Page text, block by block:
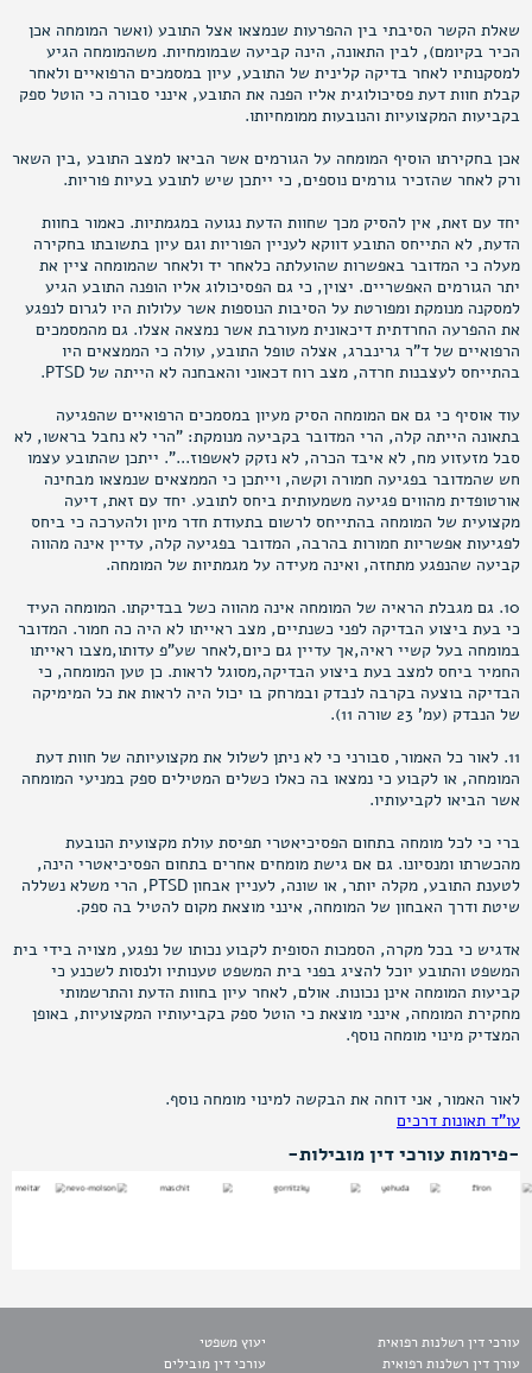
שאלת הקשר הסיבתי בין ההפרעות שנמצאו אצל התובע (ואשר המומחה אכן
הכיר בקיומם), לבין התאונה, הינה קביעה שבמומחיות. משהמומחה הגיע
למסקנותיו לאחר בדיקה קלינית של התובע, עיון במסמכים הרפואיים ולאחר
קבלת חוות דעת פסיכולוגית אליו הפנה את התובע, אינני סבורה כי הוטל ספק
בקביעות המקצועיות והנובעות ממומחיותו.
אכן בחקירתו הוסיף המומחה על הגורמים אשר הביאו למצב התובע ,בין השאר
ורק לאחר שהזכיר גורמים נוספים, כי ייתכן שיש לתובע בעיות פוריות.
יחד עם זאת, אין להסיק מכך שחוות הדעת נגועה במגמתיות. כאמור בחוות
הדעת, לא התייחס התובע דווקא לעניין הפוריות וגם עיון בתשובתו בחקירה
מעלה כי המדובר באפשרות שהועלתה כלאחר יד ולאחר שהמומחה ציין את
יתר הגורמים האפשריים. יצוין, כי גם הפסיכולוג אליו הופנה התובע הגיע
למסקנה מנומקת ומפורטת על הסיבות הנוספות אשר עלולות היו לגרום לנפגע
את ההפרעה החרדתית דיכאונית מעורבת אשר נמצאה אצלו. גם מהמסמכים
הרפואיים של ד"ר גרינברג, אצלה טופל התובע, עולה כי הממצאים היו
בהתייחס לעצבנות חרדה, מצב רוח דכאוני והאבחנה לא הייתה של PTSD.
עוד אוסיף כי גם אם המומחה הסיק מעיון במסמכים הרפואיים שהפגיעה
בתאונה הייתה קלה, הרי המדובר בקביעה מנומקת: "הרי לא נחבל בראשו, לא
סבל מזעזוע מח, לא איבד הכרה, לא נזקק לאשפוז...". ייתכן שהתובע עצמו
חש שהמדובר בפגיעה חמורה וקשה, וייתכן כי הממצאים שנמצאו מבחינה
אורטופדית מהווים פגיעה משמעותית ביחס לתובע. יחד עם זאת, דיעה
מקצועית של המומחה בהתייחס לרשום בתעודת חדר מיון ולהערכה כי ביחס
לפגיעות אפשריות חמורות בהרבה, המדובר בפגיעה קלה, עדיין אינה מהווה
קביעה שהנפגע מתחזה, ואינה מעידה על מגמתיות של המומחה.
10. גם מגבלת הראיה של המומחה אינה מהווה כשל בבדיקתו. המומחה העיד
כי בעת ביצוע הבדיקה לפני כשנתיים, מצב ראייתו לא היה כה חמור. המדובר
במומחה בעל קשיי ראיה,אך עדיין גם כיום,לאחר שע"פ עדותו,מצבו ראייתו
החמיר ביחס למצב בעת ביצוע הבדיקה,מסוגל לראות. כן טען המומחה, כי
הבדיקה בוצעה בקרבה לנבדק ובמרחק בו יכול היה לראות את כל המימיקה
של הנבדק (עמ' 23 שורה 11).
11. לאור כל האמור, סבורני כי לא ניתן לשלול את מקצועיותה של חוות דעת
המומחה, או לקבוע כי נמצאו בה כאלו כשלים המטילים ספק במניעי המומחה
אשר הביאו לקביעותיו.
ברי כי לכל מומחה בתחום הפסיכיאטרי תפיסת עולת מקצועית הנובעת
מהכשרתו ומנסיונו. גם אם גישת מומחים אחרים בתחום הפסיכיאטרי הינה,
לטענת התובע, מקלה יותר, או שונה, לעניין אבחון PTSD, הרי משלא נשללה
שיטת ודרך האבחון של המומחה, אינני מוצאת מקום להטיל בה ספק.
אדגיש כי בכל מקרה, הסמכות הסופית לקבוע נכותו של נפגע, מצויה בידי בית
המשפט והתובע יוכל להציג בפני בית המשפט טענותיו ולנסות לשכנע כי
קביעות המומחה אינן נכונות. אולם, לאחר עיון בחוות הדעת והתרשמותי
מחקירת המומחה, אינני מוצאת כי הוטל ספק בקביעותיו המקצועיות, באופן
המצדיק מינוי מומחה נוסף.
לאור האמור, אני דוחה את הבקשה למינוי מומחה נוסף.
עו"ד תאונות דרכים
-פירמות עורכי דין מובילות-
עורכי דין רשלנות רפואית
עורך דין רשלנות רפואית
יעוץ משפטי
עורכי דין מובילים